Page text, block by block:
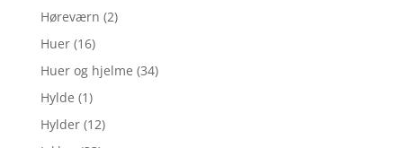
Høreværn (2)
Huer (16)
Huer og hjelme (34)
Hylde (1)
Hylder (12)